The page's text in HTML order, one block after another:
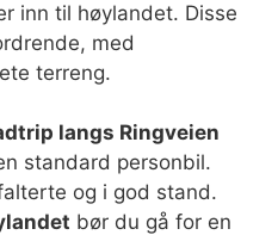
inn til høylandet. Disse
med
terreng.
langs Ringveien
standard personbil.
og i god stand.
bør du gå for en